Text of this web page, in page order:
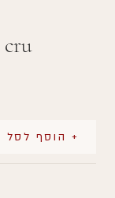
cru
+ הוסף לסל